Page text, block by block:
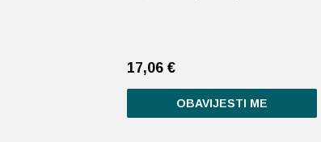
17,06 €
OBAVIJESTI ME